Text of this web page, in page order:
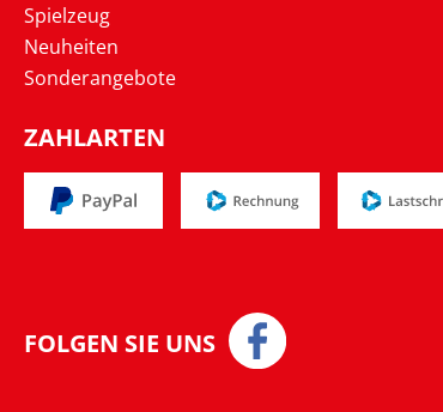
Spielzeug
Neuheiten
Sonderangebote
ZAHLARTEN
FOLGEN SIE UNS